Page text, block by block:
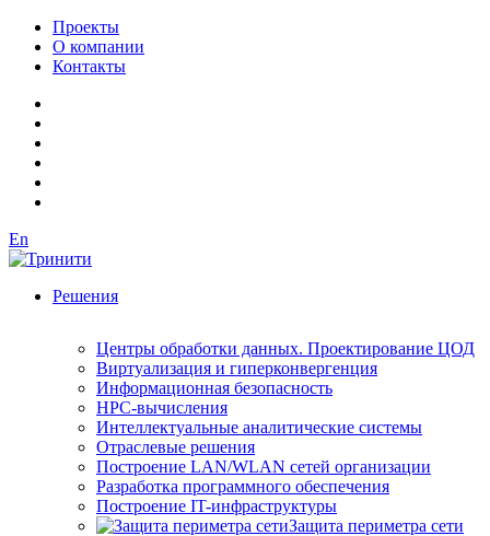
Проекты
О компании
Контакты
En
Решения
Центры обработки данных. Проектирование ЦОД
Виртуализация и гиперконвергенция
Информационная безопасность
HPC-вычисления
Интеллектуальные аналитические системы
Отраслевые решения
Построение LAN/WLAN сетей организации
Разработка программного обеспечения
Построение IT-инфраструктуры
Защита периметра сети